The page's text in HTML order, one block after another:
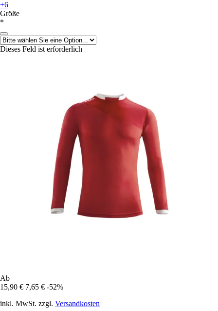
+6
Größe
*
Dieses Feld ist erforderlich
Ab
15,90 € 7,65 € -52%
inkl. MwSt. zzgl. Versandkosten